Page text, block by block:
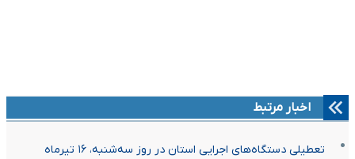
اخبار مرتبط
تعطیلی دستگاه‌های اجرایی استان در روز سه‌شنبه، ۱۶ تیرماه